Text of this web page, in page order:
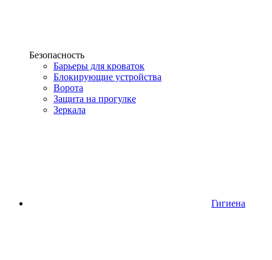
Безопасность
Барьеры для кроваток
Блокирующие устройства
Ворота
Защита на прогулке
Зеркала
Гигиена